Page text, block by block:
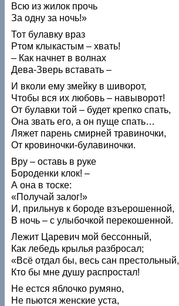
Всю из жилок прочь
За одну за ночь!»
Тот булавку враз
Ртом клыкастым – хвать!
– Как начнет в волнах
Дева-Зверь вставать –
И вколи ему змейку в шиворот,
Чтобы вся их любовь – навыворот!
От булавки той – будет крепко спать,
Она звать его, а он пуще спать…
Ляжет парень смирней травиночки,
От кровиночки-булавиночки.
Вру – оставь в руке
Бороденки клок! –
А она в тоске:
«Получай залог!»
И, прильнув к бороде взъерошенной,
В ночь – с улыбочкой перекошенной.
Лежит Царевич мой бессонный,
Как лебедь крылья разбросал;
«Всё отдал бы, весь сан престольный,
Кто бы мне душу распростал!
Не естся яблочко румяно,
Не пьются женские уста,